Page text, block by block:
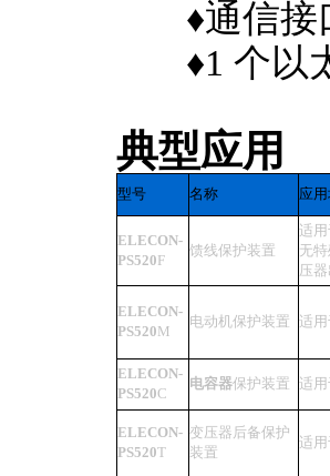
♦通信接
♦1 个以
典型应用
型号 名称 应
ELECON-
PS520 F
馈线保护装置
适
无
压
ELECON-
PS520 M
电动机保护装置 适
ELECON-
PS520C
电容器保护装置 适
ELECON-
PS520T
变压器后备保护
装置
适